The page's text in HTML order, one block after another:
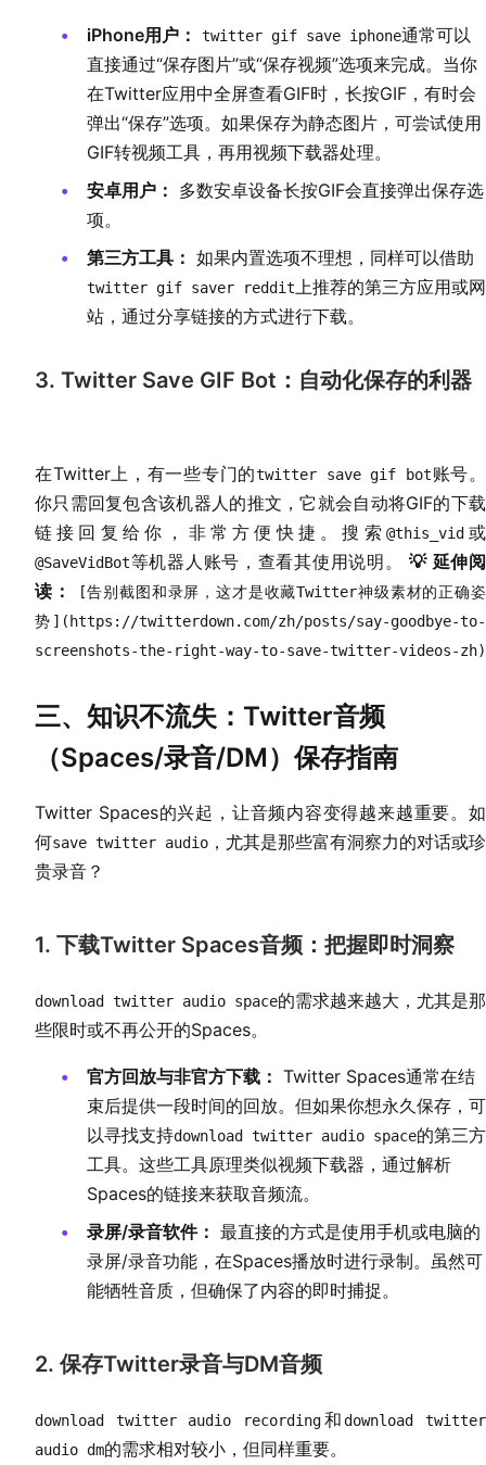
iPhone用户： twitter gif save iphone通常可以
直接通过“保存图片”或“保存视频”选项来完成。当你
在Twitter应用中全屏查看GIF时，长按GIF，有时会
弹出“保存”选项。如果保存为静态图片，可尝试使用
GIF转视频工具，再用视频下载器处理。
安卓用户： 多数安卓设备长按GIF会直接弹出保存选
项。
第三方工具： 如果内置选项不理想，同样可以借助
twitter gif saver reddit上推荐的第三方应用或网
站，通过分享链接的方式进行下载。
3. Twitter Save GIF Bot：自动化保存的利器
在Twitter上，有一些专门的twitter save gif bot账号。
你只需回复包含该机器人的推文，它就会自动将GIF的下载
链接回复给你，非常方便快捷。搜索 @this_vid或
@SaveVidBot等机器人账号，查看其使用说明。💡 延伸阅
读：
[告别截图和录屏，这才是收藏Twitter神级素材的正确姿
势](https://twitterdown.com/zh/posts/say-goodbye-to-
screenshots-the-right-way-to-save-twitter-videos-zh)
三、知识不流失：Twitter音频
（Spaces/录音/DM）保存指南
Twitter Spaces的兴起，让音频内容变得越来越重要。如
何save twitter audio ，尤其是那些富有洞察力的对话或珍
贵录音？
1. 下载Twitter Spaces音频：把握即时洞察
download twitter audio space的需求越来越大，尤其是那
些限时或不再公开的Spaces。
官方回放与非官方下载： Twitter Spaces通常在结
束后提供一段时间的回放。但如果你想永久保存，可
以寻找支持download twitter audio space的第三方
工具。这些工具原理类似视频下载器，通过解析
Spaces的链接来获取音频流。
录屏/录音软件： 最直接的方式是使用手机或电脑的
录屏/录音功能，在Spaces播放时进行录制。虽然可
能牺牲音质，但确保了内容的即时捕捉。
2. 保存Twitter录音与DM音频
download twitter audio recording和 download twitter
audio dm的需求相对较小，但同样重要。